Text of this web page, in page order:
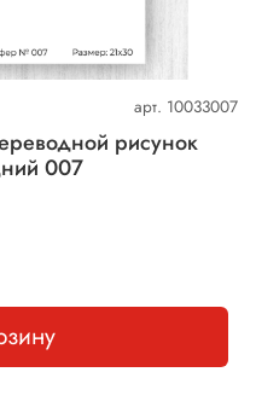
арт. 10033007
рисунок
007